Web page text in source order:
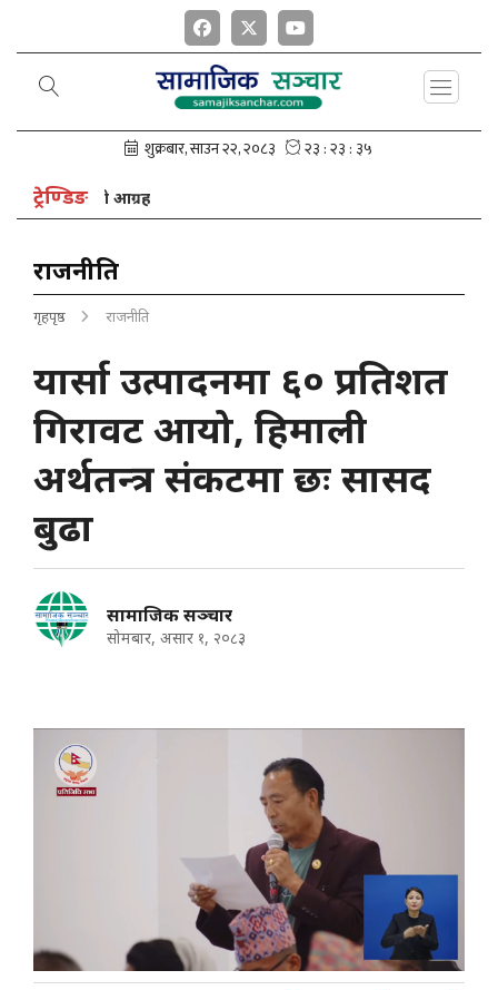
ट्रेण्डिङ
नेपालको आग्रह
राजनीति
गृहपृष्ठ राजनीति
यार्सा उत्पादनमा ६० प्रतिशत
गिरावट आयो, हिमाली
अर्थतन्त्र संकटमा छः सासद
बुढा
सामाजिक सञ्चार
सोमबार, असार १, २०८३